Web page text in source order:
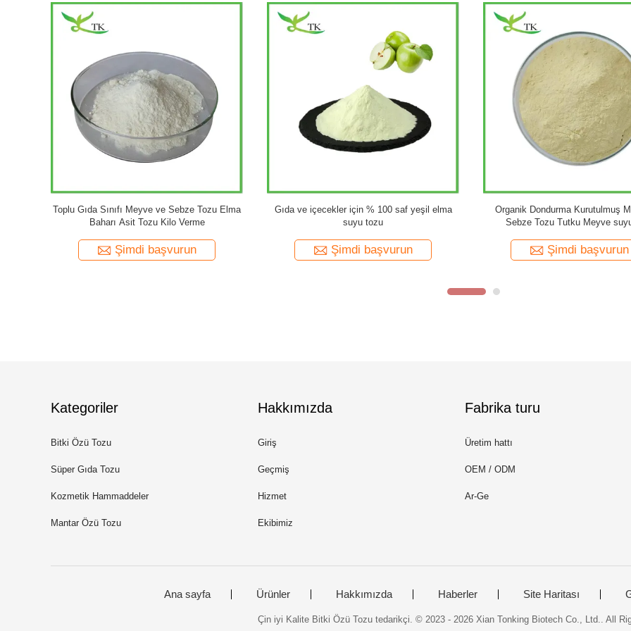
Gıda kalitesi Meyve ve Sebze Tozu Saf Doğal
Sprey Kuru domates suyu Tozu Suda çözünür
Şimdi başvurun
Mango Meyve Tozu Mango suyu Gıda ve
meyve suyu için toz
Şimdi başvurun
Doğal Seleri Meyve ve Sebze
Ekstraktı Tozu Seleri Tohum
Şimdi başvurun
Kategoriler
Bitki Özü Tozu
Süper Gıda Tozu
Kozmetik Hammaddeler
Mantar Özü Tozu
Hakkımızda
Giriş
Geçmiş
Hizmet
Ekibimiz
Fabrika turu
Üretim hattı
OEM / ODM
Ar-Ge
Ana sayfa Ürünler Hakkımızda Haberler Site Haritası
Çin iyi Kalite Bitki Özü Tozu tedarikçi. © 2023 - 2026 Xian Tonking Biotech Co., Ltd.. All